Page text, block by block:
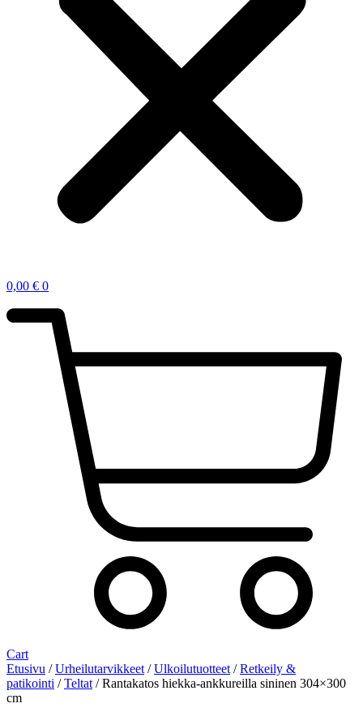
0,00 € 0
Cart
Etusivu /Urheilutarvikkeet /Ulkoilutuotteet /Retkeily &
patikointi /Teltat / Rantakatos hiekka-ankkureilla sininen 304×300
cm